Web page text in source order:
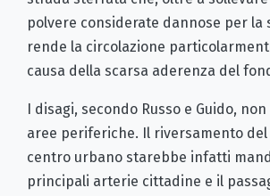
polvere considerate dannose per la
rende la circolazione
causa della scarsa aderenza del
I disagi, secondo Russo e Guido,
aree periferiche. Il riversamento
centro urbano starebbe infatti
principali arterie cittadine e il